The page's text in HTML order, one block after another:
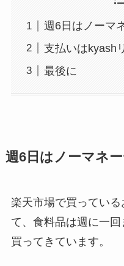
週6日はノーマ
支払いはkyash
最後に
週6日はノーマネ
楽天市場で買ってい
て、食料品は週に一
買ってきています。